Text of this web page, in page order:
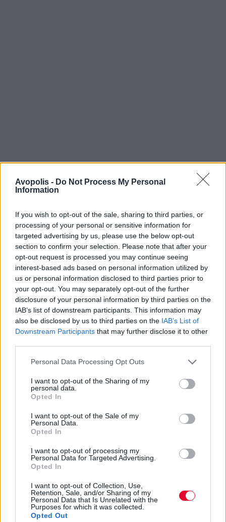
Avopolis - Do Not Process My Personal
Information
If you wish to opt-out of the sale, sharing to third parties, or
processing of your personal or sensitive information for
targeted advertising by us, please use the below opt-out
section to confirm your selection. Please note that after your
opt-out request is processed you may continue seeing
interest-based ads based on personal information utilized by
us or personal information disclosed to third parties prior to
your opt-out. You may separately opt-out of the further
disclosure of your personal information by third parties on the
IAB’s list of downstream participants. This information may
also be disclosed by us to third parties on the IAB’s List of
Downstream Participants that may further disclose it to other
Personal Data Processing Opt Outs
I want to opt-out of the Sharing of my
personal data.
Opted In
I want to opt-out of the Sale of my
Personal Data.
Opted In
I want to opt-out of processing my
Personal Data for Targeted Advertising.
Opted In
I want to opt-out of Collection, Use,
Retention, Sale, and/or Sharing of my
Personal Data that Is Unrelated with the
Purposes for which it was collected.
Opted Out